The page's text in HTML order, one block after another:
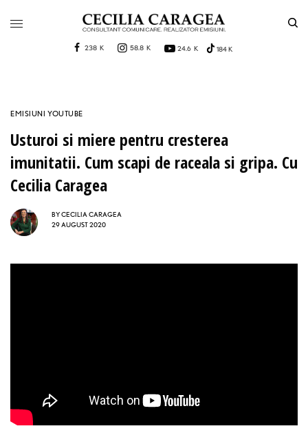
238 K 58.8 K 24.6 K 184 K
EMISIUNI YOUTUBE
Usturoi si miere pentru cresterea
imunitatii. Cum scapi de raceala si gripa. Cu
Cecilia Caragea
BYCECILIA CARAGEA
29 AUGUST 2020